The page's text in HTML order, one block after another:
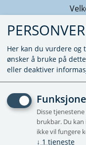
HYLSE
Her kan du vurdere og
ønsker å bruke på
eller deaktiver
Disse
brukbar. Du
ikke vil fungere
↓ 1 tjeneste